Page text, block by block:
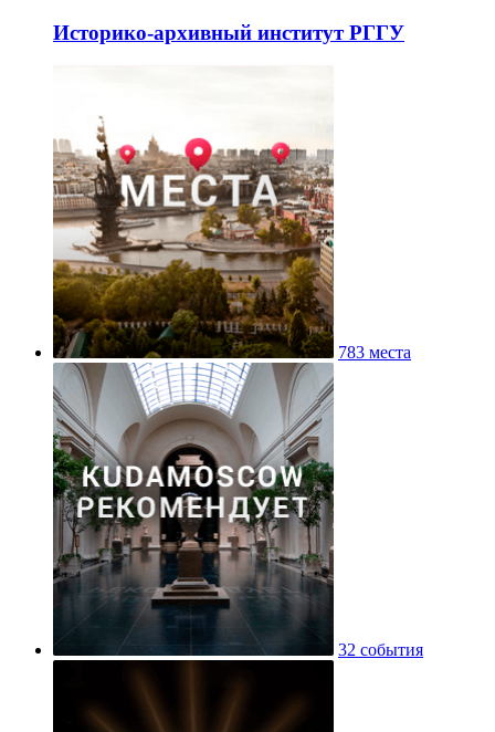
Историко-архивный институт РГГУ
783 места
32 события